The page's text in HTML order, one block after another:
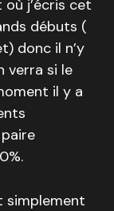
j’écris cet
débuts (
donc il n’y
verra si le
il y a
simplement